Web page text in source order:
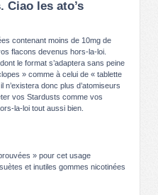
Ciao les ato’s
contenant moins de 10mg de
flacons devenus hors-la-loi.
le format s’adaptera sans peine
» comme à celui de « tablette
donc plus d’atomiseurs
vos Stardusts comme vos
la-loi tout aussi bien.
» pour cet usage
et inutiles gommes nicotinées